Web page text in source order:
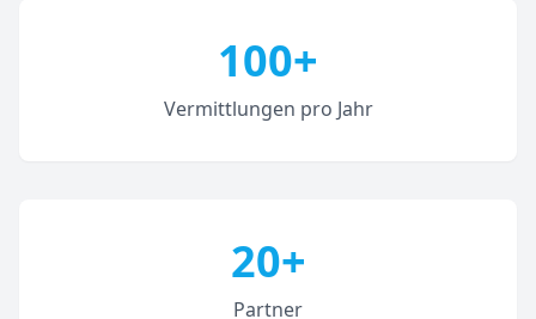
100+
Vermittlungen pro Jahr
20+
Partner